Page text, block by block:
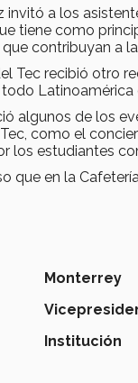
invitó a los
tiene como
contribuyan a
Tec recibió otro
Latinoamérica
algunos de los
como el
los estudiantes
que en la
Monterrey
Institución